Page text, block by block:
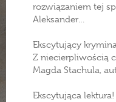
rozwiązaniem tej
Aleksander…
Ekscytujący
Z niecierpliwością
Magda Stachula,
Ekscytująca